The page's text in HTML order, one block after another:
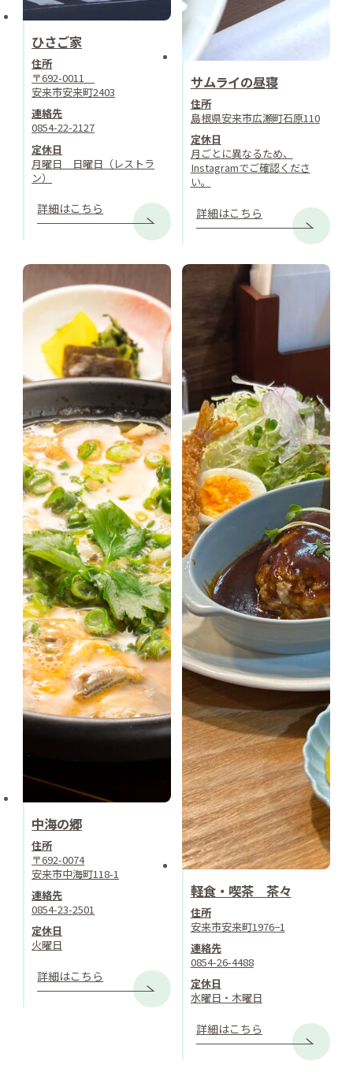
ひさご家
住所
〒692-0011
安来市安来町2403
連絡先
0854-22-2127
定休日
月曜日 日曜日（レストラ
ン）
詳細はこちら
サムライの昼寝
住所
島根県安来市広瀬町石原110
定休日
月ごとに異なるため、
Instagramでご確認くださ
い。
詳細はこちら
中海の郷
住所
〒692-0074
安来市中海町118-1
連絡先
0854-23-2501
定休日
火曜日
詳細はこちら
軽食・喫茶 茶々
住所
安来市安来町1976−1
連絡先
0854-26-4488
定休日
水曜日・木曜日
詳細はこちら